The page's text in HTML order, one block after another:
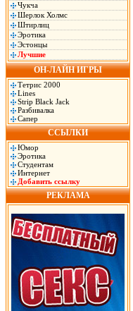
Чукча
Шерлок Холмс
Штирлиц
Эротика
Эстонцы
Лучшие
ОН-ЛАЙН ИГРЫ
Тетрис 2000
Lines
Strip Black Jack
Разбивалка
Сапер
ССЫЛКИ
Юмор
Эротика
Студентам
Интернет
Добавить ссылку
РЕКЛАМА